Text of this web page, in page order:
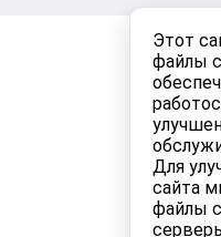
Этот
файлы
Для
сайта
файлы